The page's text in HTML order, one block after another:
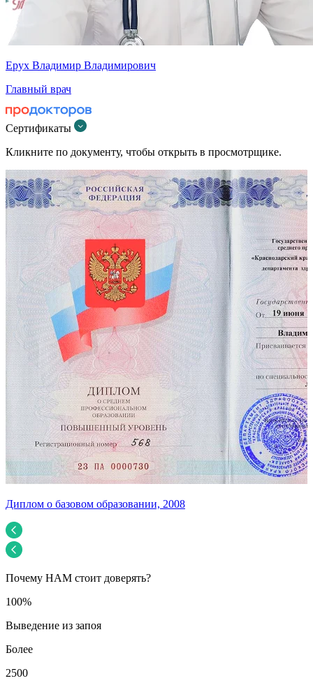
Ерух Владимир Владимирович
Главный врач
Сертификаты
Кликните по документу, чтобы открыть в просмотрщике.
Диплом о базовом образовании, 2008
Почему НАМ стоит доверять?
100%
Выведение из запоя
Более
2500